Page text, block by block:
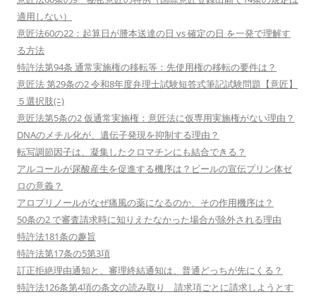
適用しない）
意匠法60の22：起算日が謄本送達の日 vs 確定の日 を一発で理解す
る方法
特許法第94条 通常実施権の移転等：先使用権の移転の要件は？
意匠法 第29条の2 令和8年度弁理士試験短答式筆記試験問題【意匠】
５選択肢(ﾆ)
意匠法第5条の2 仮通常実施権：意匠法に仮専用実施権がない理由？
DNAのメチル化が、遺伝子発現を抑制する理由？
転写調節因子は、凝集したクロマチンにも結合できる？
アルコールが尿酸産生を促進する機序は？ビールの宣伝プリン体ゼ
ロの意義？
アロプリノールがなぜ痛風の薬になるのか、その作用機序は？
50条の2 で審査請求時に知りえたなかった場合が除外される理由
特許法181条の趣旨
特許法第17条の5第3項
訂正拒絶理由通知と、審理終結通知は、普通どっちが先にくる？
特許法126条第4項の条文の読み取り 請求項ごとに請求しようとす